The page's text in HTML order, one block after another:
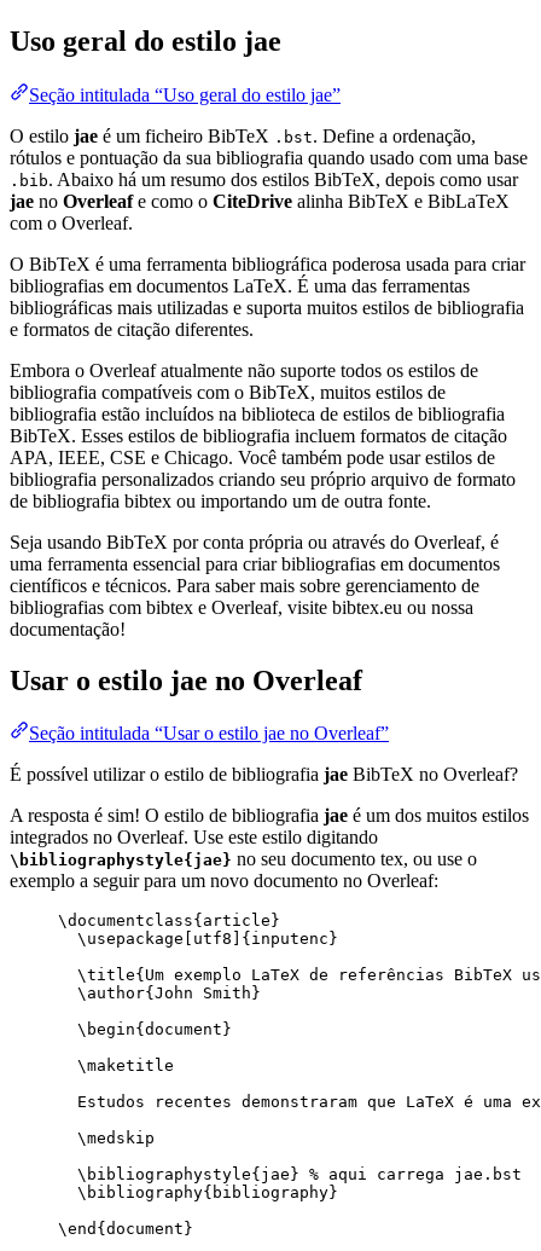
Uso geral do estilo jae
Seção intitulada “Uso geral do estilo jae”
O estilo jae é um ficheiro BibTeX .bst. Define a ordenação,
rótulos e pontuação da sua bibliografia quando usado com uma base
.bib. Abaixo há um resumo dos estilos BibTeX, depois como usar
jae no Overleafe como o CiteDrive alinha BibTeX e BibLaTeX
com o Overleaf.
O BibTeX é uma ferramenta bibliográfica poderosa usada para criar
bibliografias em documentos LaTeX. É uma das ferramentas
bibliográficas mais utilizadas e suporta muitos estilos de bibliografia
e formatos de citação diferentes.
Embora o Overleaf atualmente não suporte todos os estilos de
bibliografia compatíveis com o BibTeX, muitos estilos de
bibliografia estão incluídos na biblioteca de estilos de bibliografia
BibTeX. Esses estilos de bibliografia incluem formatos de citação
APA, IEEE, CSE e Chicago. Você também pode usar estilos de
bibliografia personalizados criando seu próprio arquivo de formato
de bibliografia bibtex ou importando um de outra fonte.
Seja usando BibTeX por conta própria ou através do Overleaf, é
uma ferramenta essencial para criar bibliografias em documentos
científicos e técnicos. Para saber mais sobre gerenciamento de
bibliografias com bibtex e Overleaf, visite bibtex.eu ou nossa
documentação!
Usar o estilo jae no Overleaf
Seção intitulada “Usar o estilo jae no Overleaf”
É possível utilizar o estilo de bibliografia jae BibTeX no Overleaf?
A resposta é sim! O estilo de bibliografia jae é um dos muitos estilos
integrados no Overleaf. Use este estilo digitando
\bibliographystyle{jae} no seu documento tex, ou use o
exemplo a seguir para um novo documento no Overleaf:
\documentclass{ article }
\usepackage
utf8 ]{ inputenc }
\title{Um exemplo LaTeX de referências
\author{John Smith}
\begin{ document }
\maketitle
Estudos recentes demonstraram que LaTeX é
\medskip
\bibliographystyle{jae} % aqui carrega jae.bst
\bibliography{bibliography}
\end { document }